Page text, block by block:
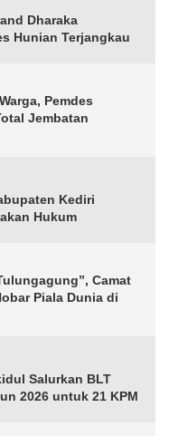
Dharaka
Hunian Terjangkau
Pemdes
Jembatan
Kediri
Hukum
Camat
Piala Dunia di
Salurkan BLT
2026 untuk 21 KPM